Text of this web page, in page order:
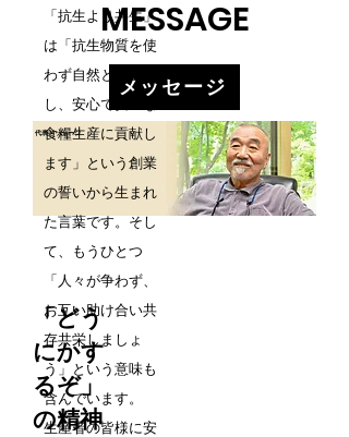
​MESSAGE
メッセージ
​代表メッセージ
「どう
にかす
るぞ」
の精神
「抗生より共生」
は「抗生物質を使
わず自然と共生
し、安心で安全な
食糧生産に貢献し
ます」という創業
の誓いから生まれ
た言葉です。そし
て、もうひとつ
「人々が争わず、
お互い助け合い共
存共栄しましょ
う」という意味も
含んでいます。
生産者の皆様に安